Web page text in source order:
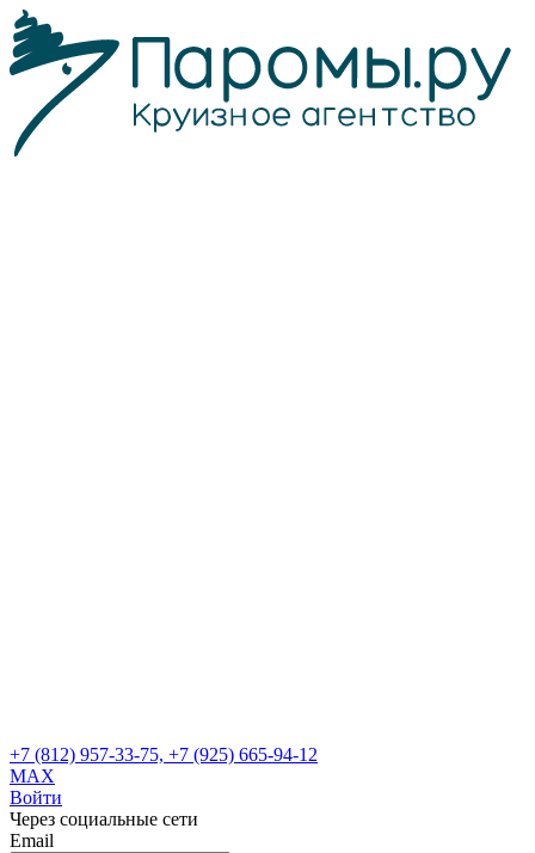
+7 (812) 957-33-75, +7 (925) 665-94-12
MAX
Войти
Через социальные сети
Email